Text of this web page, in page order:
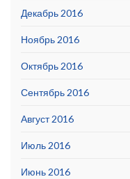
Декабрь 2016
Ноябрь 2016
Октябрь 2016
Сентябрь 2016
Август 2016
Июль 2016
Июнь 2016